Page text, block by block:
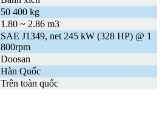
50 400 kg
1.80 ~ 2.86 m3
SAE J1349, net 245 kW (328 HP) @ 1
800rpm
Doosan
Hàn Quốc
Trên toàn quốc